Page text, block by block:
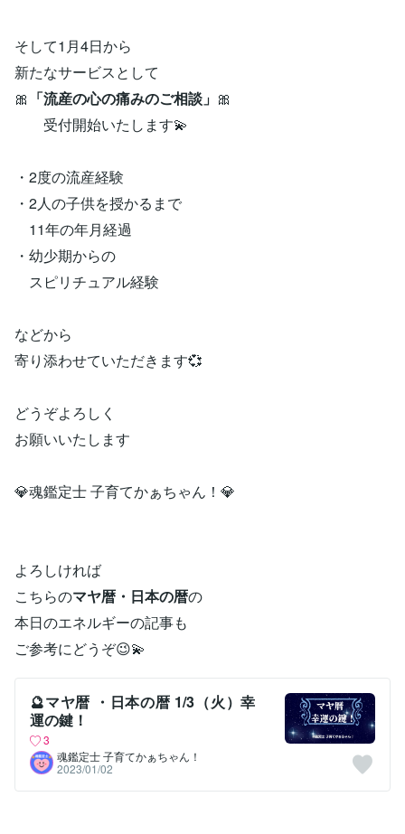
そして1月4日から
新たなサービスとして
🎀 「流産の心の痛みのご相談」 🎀
受付開始いたします💫
・2度の流産経験
・2人の子供を授かるまで
11年の年月経過
・幼少期からの
スピリチュアル経験
などから
寄り添わせていただきます💞
どうぞよろしく
お願いいたします
💎魂鑑定士 子育てかぁちゃん！💎
よろしければ
こちらのマヤ暦・日本の暦の
本日のエネルギーの記事も
ご参考にどうぞ😉💫
🔮マヤ暦 ・日本の暦 1/3（火）幸
運の鍵！
3
魂鑑定士 子育てかぁちゃん！
2023/01/02